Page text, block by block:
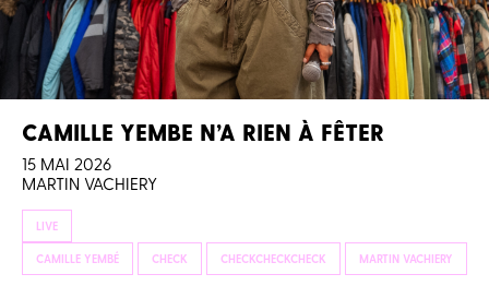
CAMILLE YEMBE N’A RIEN À FÊTER
15 MAI 2026
MARTIN VACHIERY
LIVE
CAMILLE YEMBÉ CHECK CHECKCHECKCHECK MARTIN VACHIERY